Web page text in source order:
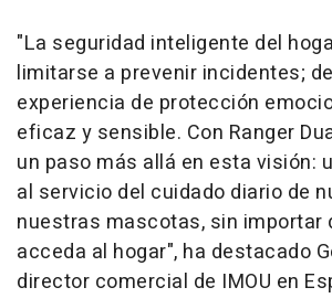
"La seguridad inteligente del
limitarse a prevenir incidentes;
experiencia de protección
eficaz y sensible. Con Ranger
un paso más allá en esta visión:
al servicio del cuidado diario de
nuestras mascotas, sin importar
acceda al hogar", ha destacado
director comercial de IMOU en